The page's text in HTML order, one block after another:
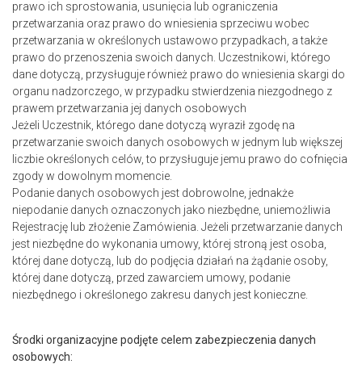
prawo ich sprostowania, usunięcia lub ograniczenia
przetwarzania oraz prawo do wniesienia sprzeciwu wobec
przetwarzania w określonych ustawowo przypadkach, a także
prawo do przenoszenia swoich danych. Uczestnikowi, którego
dane dotyczą, przysługuje również prawo do wniesienia skargi do
organu nadzorczego, w przypadku stwierdzenia niezgodnego z
prawem przetwarzania jej danych osobowych
Jeżeli Uczestnik, którego dane dotyczą wyraził zgodę na
przetwarzanie swoich danych osobowych w jednym lub większej
liczbie określonych celów, to przysługuje jemu prawo do cofnięcia
zgody w dowolnym momencie.
Podanie danych osobowych jest dobrowolne, jednakże
niepodanie danych oznaczonych jako niezbędne, uniemożliwia
Rejestrację lub złożenie Zamówienia. Jeżeli przetwarzanie danych
jest niezbędne do wykonania umowy, której stroną jest osoba,
której dane dotyczą, lub do podjęcia działań na żądanie osoby,
której dane dotyczą, przed zawarciem umowy, podanie
niezbędnego i określonego zakresu danych jest konieczne.
Środki organizacyjne podjęte celem zabezpieczenia danych
osobowych: